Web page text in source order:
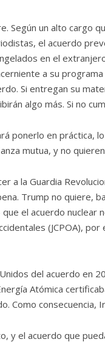
Según un alto cargo
el acuerdo
en el
a su
Si entregan su
algo más. Si no
ponerlo en práctica,
mutua, y no
a la Guardia
Trump no quiere,
el acuerdo nuclear
(JCPOA),
del acuerdo en
Atómica
Como consecuencia,
y el acuerdo que